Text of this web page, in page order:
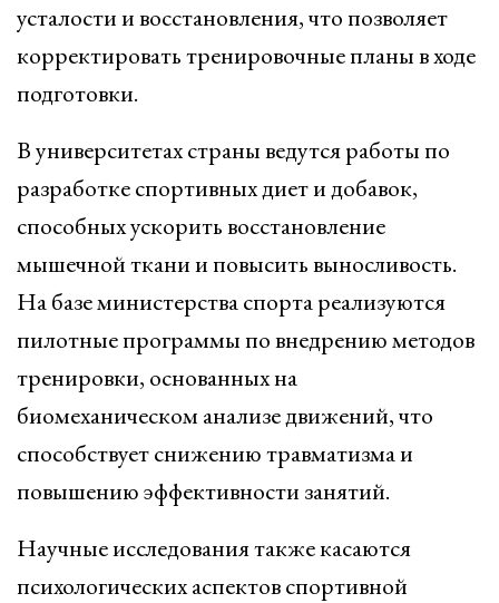
усталости и восстановления, что позволяет
корректировать тренировочные планы в ходе
подготовки.
В университетах страны ведутся работы по
разработке спортивных диет и добавок,
способных ускорить восстановление
мышечной ткани и повысить выносливость.
На базе министерства спорта реализуются
пилотные программы по внедрению методов
тренировки, основанных на
биомеханическом анализе движений, что
способствует снижению травматизма и
повышению эффективности занятий.
Научные исследования также касаются
психологических аспектов спортивной